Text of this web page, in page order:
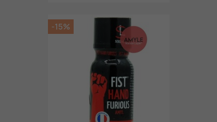
-15%